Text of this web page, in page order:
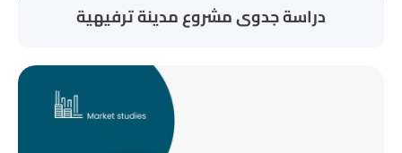
دراسة جدوى مشروع مدينة ترفيهية